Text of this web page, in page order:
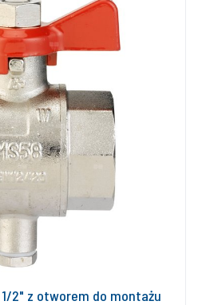
1/2" z otworem do montażu